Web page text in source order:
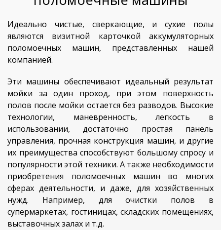
Идеально чистые, сверкающие, и сухие полы
являются визитной карточкой аккумуляторных
поломоечных машин, представленных нашей
компанией.
Эти машины обеспечивают идеальный результат
мойки за один проход, при этом поверхность
полов после мойки остается без разводов. Высокие
технологии, маневренность, легкость в
использовании, достаточно простая панель
управления, прочная конструкция машин, и другие
их преимущества способствуют большому спросу и
популярности этой техники. А также необходимости
приобретения поломоечных машин во многих
сферах деятельности, и даже, для хозяйственных
нужд. Например, для очистки полов в
супермаркетах, гостиницах, складских помещениях,
выставочных залах и т.д.